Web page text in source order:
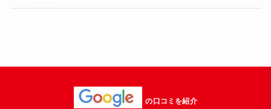
の口コミを紹介